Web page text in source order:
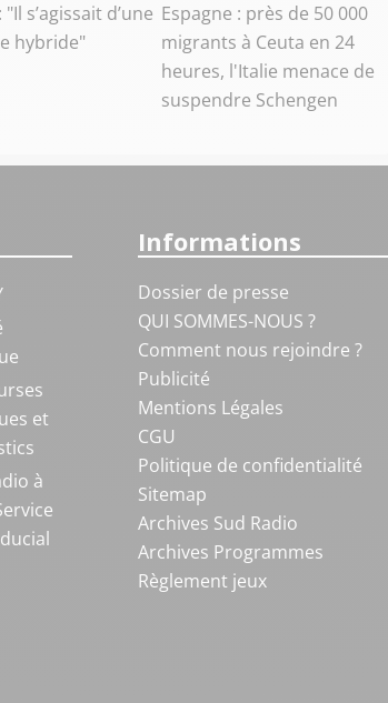
s’agissait d’une
hybride"
Espagne : près de 50 000
migrants à Ceuta en 24
heures, l'Italie menace de
suspendre Schengen
et
à
Informations
Dossier de presse
QUI SOMMES-NOUS ?
Comment nous rejoindre ?
Publicité
Mentions Légales
CGU
Politique de confidentialité
Sitemap
Archives Sud Radio
Archives Programmes
Règlement jeux